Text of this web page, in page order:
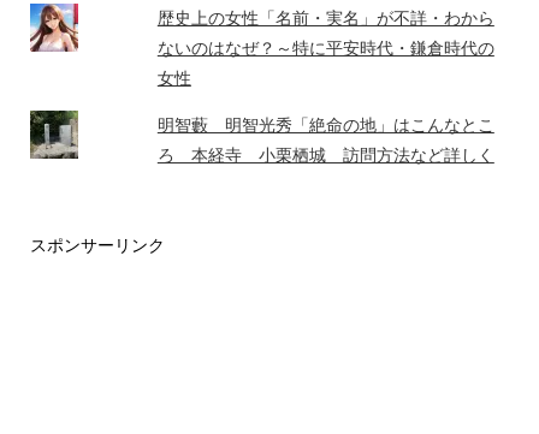
歴史上の女性「名前・実名」が不詳・わから
ないのはなぜ？～特に平安時代・鎌倉時代の
女性
明智藪 明智光秀「絶命の地」はこんなとこ
ろ 本経寺 小栗栖城 訪問方法など詳しく
スポンサーリンク